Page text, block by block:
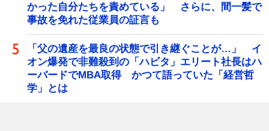
かった自分たちを責めている」 さらに、間一髪で
事故を免れた従業員の証言も
「父の遺産を最良の状態で引き継ぐことが…」 イ
オン爆発で非難殺到の「ハビタ」エリート社長はハ
ーバードでMBA取得 かつて語っていた「経営哲
学」とは